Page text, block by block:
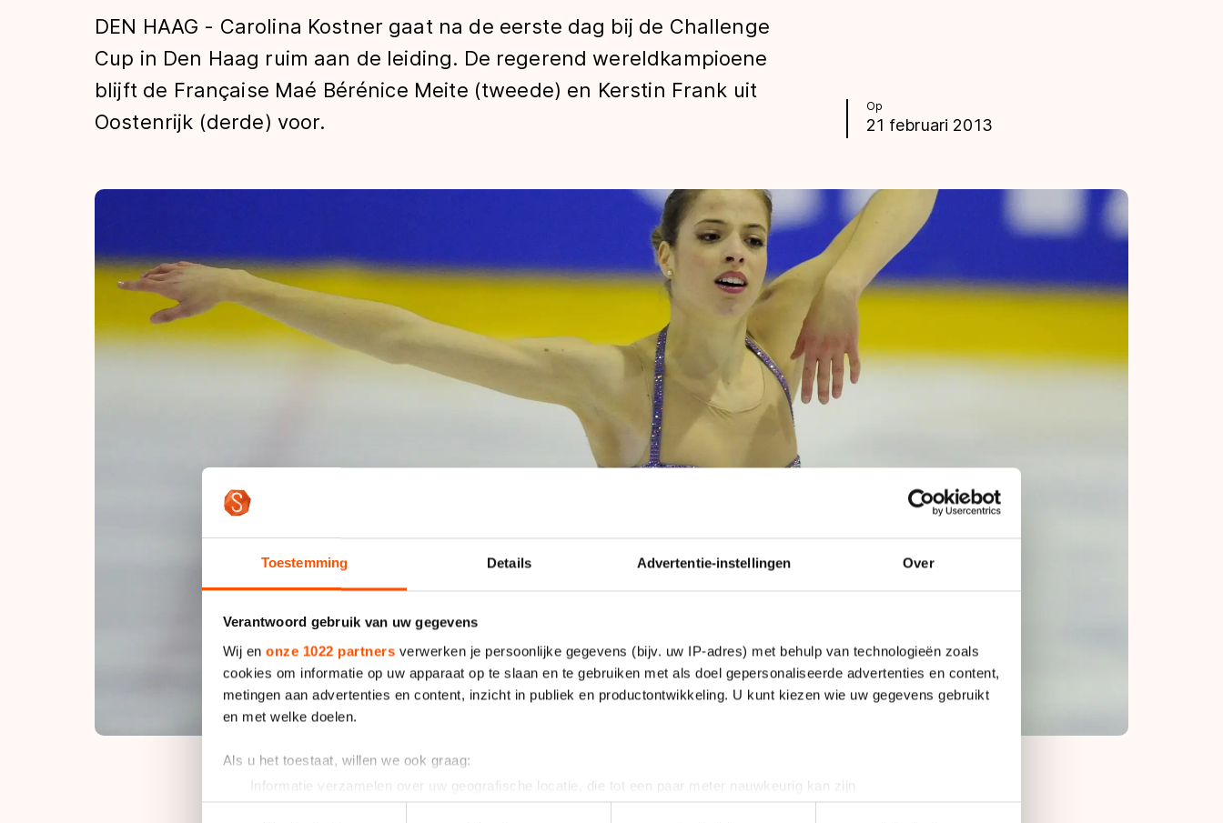
Toestemming Details Advertentie-instellingen Over
Verantwoord gebruik van uw gegevens
Wij en onze 1022 partners verwerken je persoonlijke gegevens (bijv. uw IP-adres) met behulp van technologieën zoals
cookies om informatie op uw apparaat op te slaan en te gebruiken met als doel gepersonaliseerde advertenties en content,
metingen aan advertenties en content, inzicht in publiek en productontwikkeling. U kunt kiezen wie uw gegevens gebruikt
en met welke doelen.
Als u het toestaat, willen we ook graag:
Informatie verzamelen over uw geografische locatie, die tot een paar meter nauwkeurig kan zijn
Uw apparaat identificeren door het actief te scannen op specifieke eigenschappen (fingerprinting)
Tijden & historie
De weg op
Olympische Spelen
Op
21 februari 2013
DEN HAAG - Carolina Kostner gaat na de eerste dag bij de Challenge
Cup in Den Haag ruim aan de leiding. De regerend wereldkampioene
blijft de Française Maé Bérénice Meite (tweede) en Kerstin Frank uit
Oostenrijk (derde) voor.